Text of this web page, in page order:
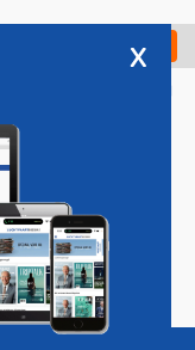
Check in
Vacatures
x